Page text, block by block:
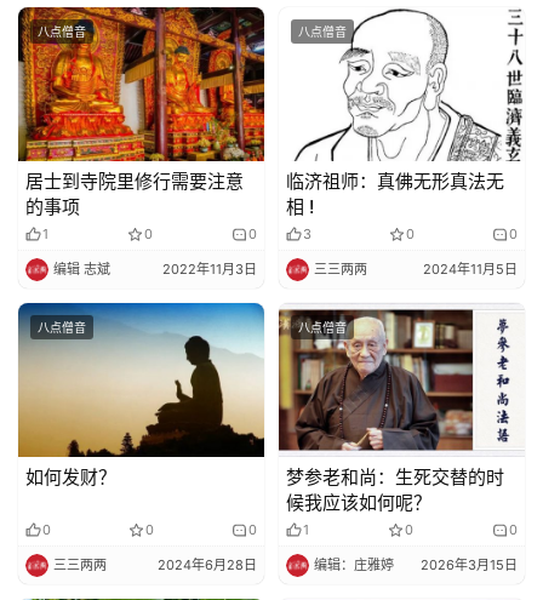
纪
录
佛
教
艺
术
政
策
法
免
责
明
八点僧音
居士到寺院里修行需要注意
的事项
1 0 0
编辑 志斌 2022年11月3日
八点僧音
临济祖师：真佛无形真法无
相 !
3 0 0
三三两两 2024年11月5日
八点僧音
如何发财？
0 0 0
三三两两 2024年6月28日
八点僧音
梦参老和尚：生死交替的时
候我应该如何呢？
1 0 0
编辑：庄雅婷 2026年3月15日